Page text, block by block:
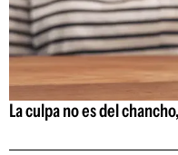
La culpa no es del